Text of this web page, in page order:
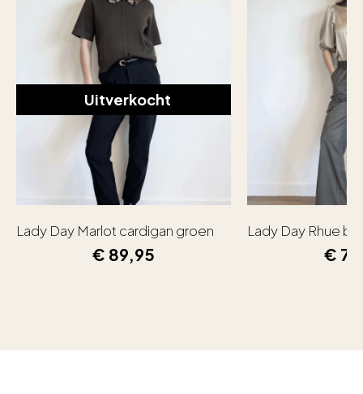
Uitverkocht
Lady Day Marlot cardigan groen
€ 89,95
Lady Day Rhue
€